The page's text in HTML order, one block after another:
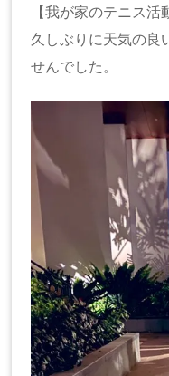
【我が家のテニス活
久しぶりに天気の良
せんでした。